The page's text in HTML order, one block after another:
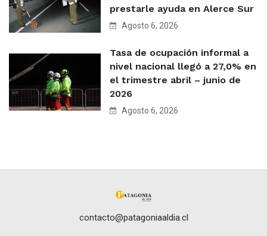
prestarle ayuda en Alerce Sur
Agosto 6, 2026
Tasa de ocupación informal a
nivel nacional llegó a 27,0% en
el trimestre abril – junio de
2026
Agosto 6, 2026
contacto@patagoniaaldia.cl